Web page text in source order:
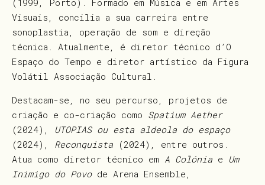
Visuais, concilia a sua carreira entre
sonoplastia, operação de som e direção
técnica. Atualmente, é diretor técnico d’O
Espaço do Tempo e diretor artístico da Figura
Volátil Associação Cultural.
Destacam-se, no seu percurso, projetos de
criação e co-criação como Spatium Aether
(2024), UTOPIAS ou esta aldeola do espaço
(2024), Reconquista (2024), entre outros.
Atua como diretor técnico em A Colónia e Um
Inimigo do Povode Arena Ensemble,